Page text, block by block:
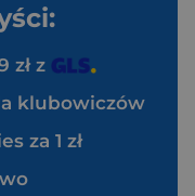
zł z
klubowiczów
za 1 zł